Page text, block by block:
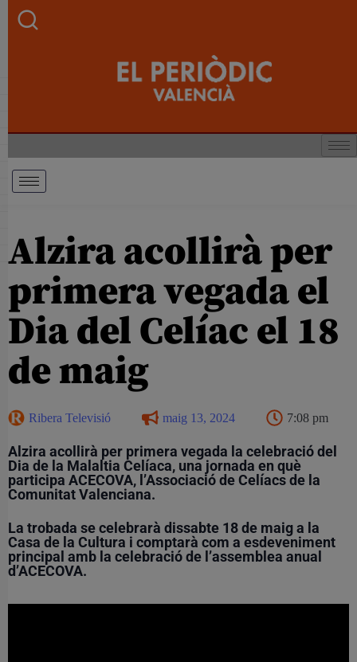
Alzira acollirà per
primera vegada el
Dia del Celíac el 18
de maig
Ribera Televisió maig 13, 2024 7:08 pm
Alzira acollirà per primera vegada la celebració del
Dia de la Malaltia Celíaca, una jornada en què
participa ACECOVA, l’Associació de Celíacs de la
Comunitat Valenciana.
La trobada se celebrarà dissabte 18 de maig a la
Casa de la Cultura i comptarà com a esdeveniment
principal amb la celebració de l’assemblea anual
d’ACECOVA.